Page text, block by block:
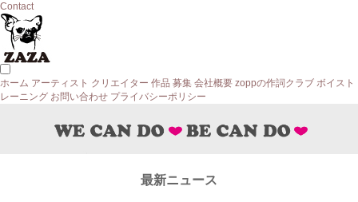
Contact
ホーム アーティスト クリエイター 作品 募集 会社概要 zoppの作詞クラブ ボイスト
レーニング お問い合わせ プライバシーポリシー
最新ニュース